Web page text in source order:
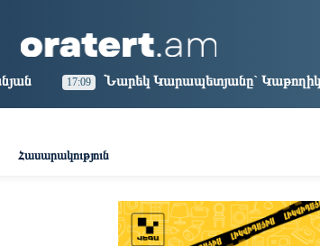
Los Angeles
03:14
Beijing
18:14
Կարապետյանը` Կաթողիկոսին հեռացնել
Հասարակություն